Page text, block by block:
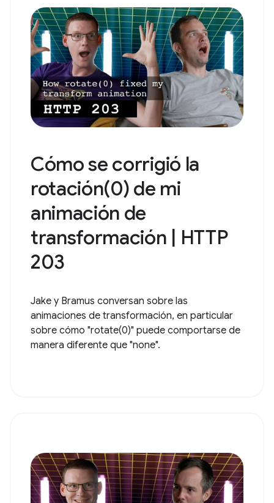
Cómo se corrigió la
rotación(0) de mi
animación de
transformación | HTTP
203
Jake y Bramus conversan sobre las
animaciones de transformación, en particular
sobre cómo "rotate(0)" puede comportarse de
manera diferente que "none".